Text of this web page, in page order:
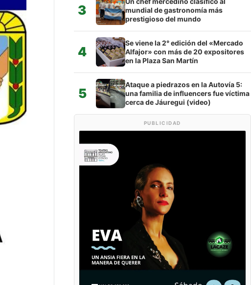
3
mundial de gastronomía más
prestigioso del mundo
4
Se viene la 2° edición del «Mercado
Alfajor» con más de 20 expositores
en la Plaza San Martín
5
Ataque a piedrazos en la Autovía 5:
una familia de influencers fue víctima
cerca de Jáuregui (video)
PUBLICIDAD